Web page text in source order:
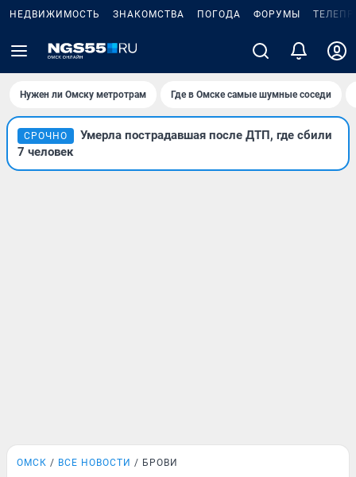
НЕДВИЖИМОСТЬ ЗНАКОМСТВА ПОГОДА ФОРУМЫ
Нужен ли Омску метротрам Где в Омске самые шумные соседи
СРОЧНО
Умерла пострадавшая после ДТП, где сбили
7 человек
ОМСК ВСЕ НОВОСТИ БРОВИ